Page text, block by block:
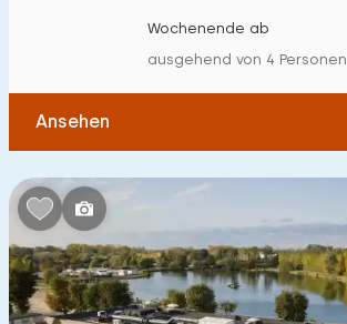
Wochenende ab
ausgehend von 4 Personen
Ansehen